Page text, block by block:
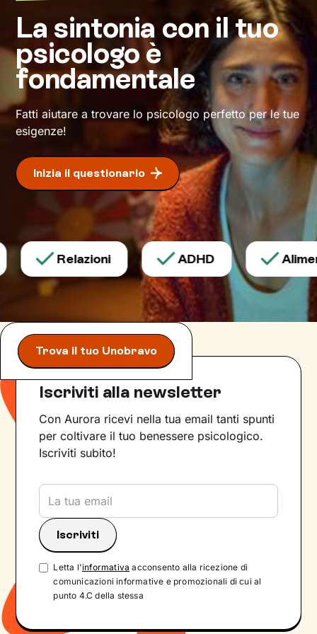
serena.
Daremo il via a un cammino che ti condurrà su
strade mai percorse prima, verso il benessere
che desideri.
La sintonia con il tuo
psicologo è
fondamentale
Fatti aiutare a trovare lo psicologo perfetto per le tue
esigenze!
Inizia il questionario
Relazioni ADHD
Trova il tuo Unobravo
Iscriviti alla newsletter
Con Aurora ricevi nella tua email tanti spunti
per coltivare il tuo benessere psicologico.
Iscriviti subito!
Letta l'informativa acconsento alla ricezione di
comunicazioni informative e promozionali di cui al
punto 4.C della stessa